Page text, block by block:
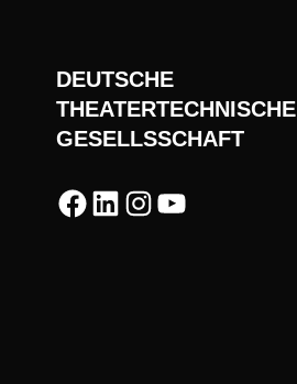
DEUTSCHE
THEATERTECHNISCHE
GESELLSSCHAFT
Facebook
LinkedIn
Instagram
YouTube